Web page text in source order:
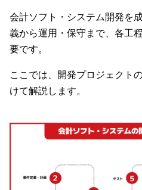
会計ソフト・システム開発を
義から運用・保守まで、各工
要です。
ここでは、開発プロジェクト
けて解説します。